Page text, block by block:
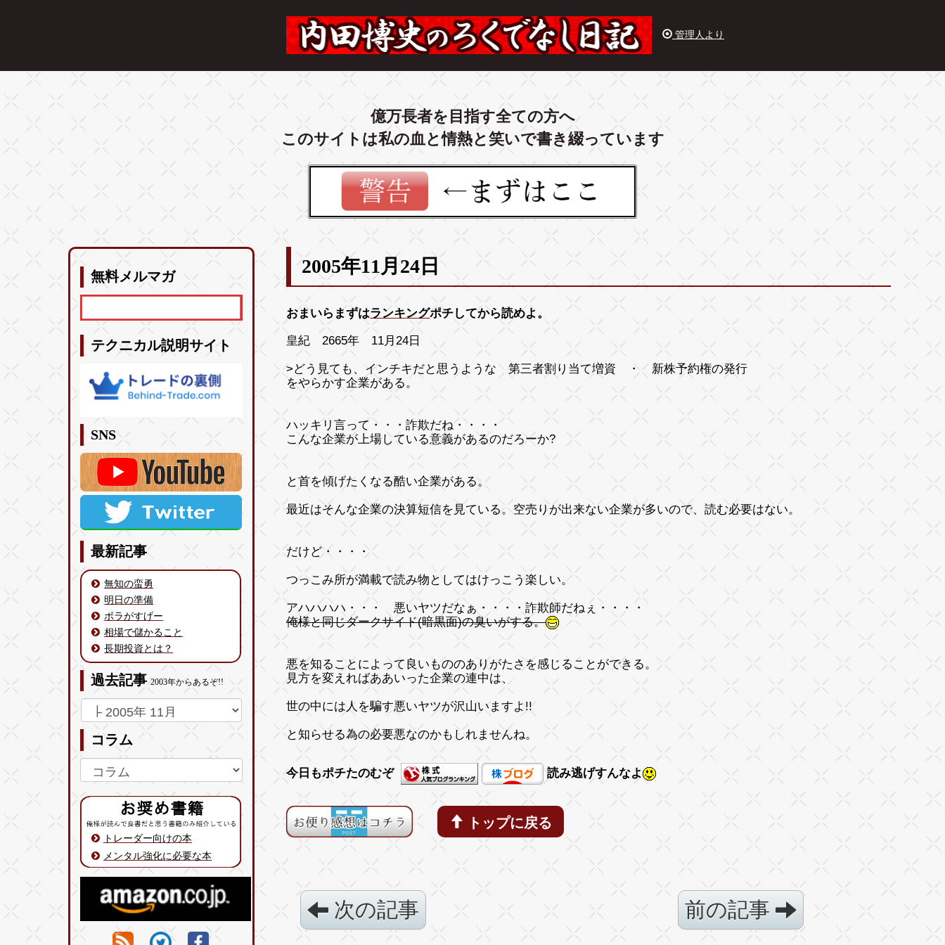
管理人より
億万長者を目指す全ての方へ
このサイトは私の血と情熱と笑いで書き綴っています
無料メルマガ
テクニカル説明サイト
SNS
最新記事
無知の蛮勇
明日の準備
ボラがすげー
相場で儲かること
長期投資とは？
過去記事2003年からあるぞ!!
コラム
トレーダー向けの本
メンタル強化に必要な本
2005年11月24日
おまいらまずはランキングポチしてから読めよ。
皇紀 2665年 11月24日
>どう見ても、インチキだと思うような 第三者割り当て増資 ・ 新株予約権の発行
をやらかす企業がある。
ハッキリ言って・・・詐欺だね・・・・
こんな企業が上場している意義があるのだろーか?
と首を傾げたくなる酷い企業がある。
最近はそんな企業の決算短信を見ている。空売りが出来ない企業が多いので、読む必要はない。
だけど・・・・
つっこみ所が満載で読み物としてはけっこう楽しい。
アハハハハ・・・ 悪いヤツだなぁ・・・・詐欺師だねぇ・・・・
俺様と同じダークサイド(暗黒面)の臭いがする。
悪を知ることによって良いもののありがたさを感じることができる。
見方を変えればああいった企業の連中は、
世の中には人を騙す悪いヤツが沢山いますよ!!
と知らせる為の必要悪なのかもしれませんね。
今日もポチたのむぞ 読み逃げすんなよ
トップに戻る
次の記事 前の記事